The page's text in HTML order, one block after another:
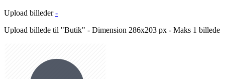
Upload billeder -
Upload billede til "Butik" - Dimension 286x203 px - Maks 1 billede